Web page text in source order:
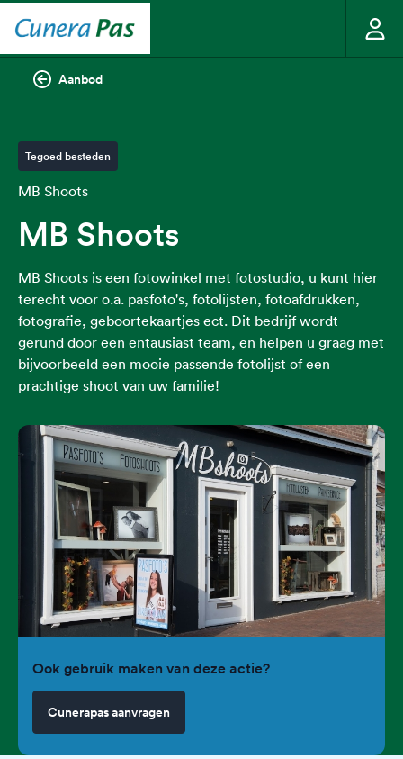
Aanbod
Tegoed besteden
MB Shoots
MB Shoots
MB Shoots is een fotowinkel met fotostudio, u kunt hier
terecht voor o.a. pasfoto's, fotolijsten, fotoafdrukken,
fotografie, geboortekaartjes ect. Dit bedrijf wordt
gerund door een entausiast team, en helpen u graag met
bijvoorbeeld een mooie passende fotolijst of een
prachtige shoot van uw familie!
Ook gebruik maken van deze actie?
Cunerapas aanvragen